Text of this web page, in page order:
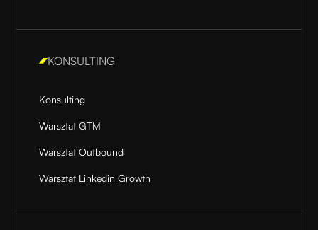
KONSULTING
Konsulting
Warsztat GTM
Warsztat Outbound
Warsztat Linkedin Growth